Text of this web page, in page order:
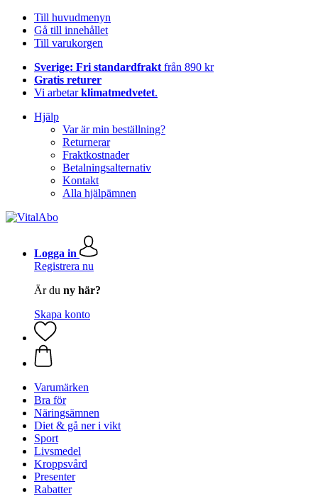
Till huvudmenyn
Gå till innehållet
Till varukorgen
Sverige: Fri standardfrakt från 890 kr
Gratis returer
Vi arbetarklimatmedvetet.
Hjälp
Var är min beställning?
Returnerar
Fraktkostnader
Betalningsalternativ
Kontakt
Alla hjälpämnen
Logga in
Registrera nu
Är du ny här?
Skapa konto
Varumärken
Bra för
Näringsämnen
Diet & gå ner i vikt
Sport
Livsmedel
Kroppsvård
Presenter
Rabatter